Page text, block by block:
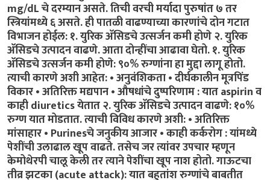
mg/dL चे दरम्यान असते. तिची वरची मर्यादा पुरुषांत ७ तर
स्त्रियांमध्ये ६ असते. ही पातळी वाढण्याच्या कारणांचे दोन गटात
विभाजन होईल: १. युरिक अ‍ॅसिडचे उत्सर्जन कमी होणे २. युरिक
अ‍ॅसिडचे उत्पादन वाढणे. आता दोन्हींचा आढावा घेतो. १.युरिक
अ‍ॅसिडचे उत्सर्जन कमी होणे:९०% रुग्णांना हा मुद्दा लागू होतो.
त्याची कारणे अशी आहेत: • अनुवंशिकता • दीर्घकालीन मूत्रपिंड
विकार • अतिरिक्त मद्यपान • औषधांचे दुष्परिणाम : यात aspirin व
काही diuretics येतात २.युरिक अ‍ॅसिडचे उत्पादन वाढणे:१०%
रुग्ण यात मोडतात. त्याची विविध कारणे अशी: • अतिरिक्त
मांसाहार • Purinesचे जनुकीय आजार • काहीकर्करोग: यांमध्ये
पेशींची उलाढाल खूप वाढते. तसेच जर त्यांवर उपचार म्हणून
केमोथेरपी चालू केली तर त्याने पेशींचा खूप नाश होतो.गाऊटचा
तीव्र झटका(acute attack): यात बहुतांश रुग्णांचे बाबतीत